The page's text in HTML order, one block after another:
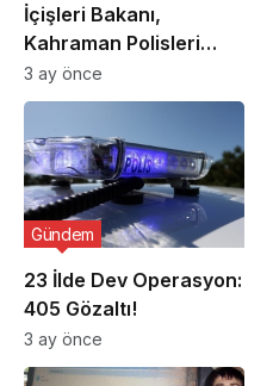
İçişleri Bakanı,
Kahraman Polisleri
Ziyaret Etti
3 ay önce
23 İlde Dev Operasyon:
405 Gözaltı!
Gündem
3 ay önce